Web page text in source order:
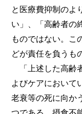
と医療費抑制のよ
い」、「高齢者の
ものではない。こ
どが責任を負うも
「上述した高齢
よびケアにおいて
老衰等の死に向か